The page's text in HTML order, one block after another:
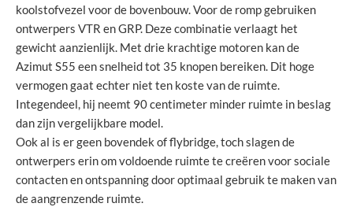
koolstofvezel voor de bovenbouw. Voor de romp gebruiken
ontwerpers VTR en GRP. Deze combinatie verlaagt het
gewicht aanzienlijk. Met drie krachtige motoren kan de
Azimut S55 een snelheid tot 35 knopen bereiken. Dit hoge
vermogen gaat echter niet ten koste van de ruimte.
Integendeel, hij neemt 90 centimeter minder ruimte in beslag
dan zijn vergelijkbare model.
Ook al is er geen bovendek of flybridge, toch slagen de
ontwerpers erin om voldoende ruimte te creëren voor sociale
contacten en ontspanning door optimaal gebruik te maken van
de aangrenzende ruimte.